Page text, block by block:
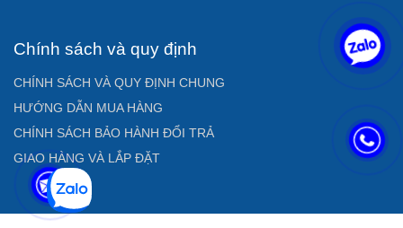
Chính sách và quy định
CHÍNH SÁCH VÀ QUY ĐỊNH CHUNG
HƯỚNG DẪN MUA HÀNG
CHÍNH SÁCH BẢO HÀNH ĐỔI TRẢ
GIAO HÀNG VÀ LẮP ĐẶT